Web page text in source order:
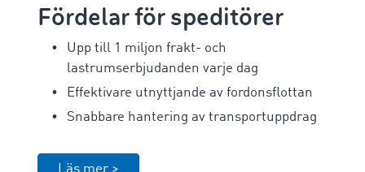
Fördelar för speditörer
Upp till 1 miljon frakt- och
lastrumserbjudanden varje dag
Effektivare utnyttjande av fordonsflottan
Snabbare hantering av transportuppdrag